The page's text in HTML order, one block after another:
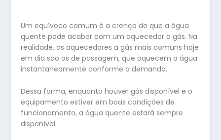
Um equívoco comum é a crença de que a água
quente pode acabar com um aquecedor a gás. Na
realidade, os aquecedores a gás mais comuns hoje
em dia são os de passagem, que aquecem a água
instantaneamente conforme a demanda.
Dessa forma, enquanto houver gás disponível e o
equipamento estiver em boas condições de
funcionamento, a água quente estará sempre
disponível.